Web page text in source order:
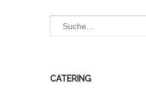
CATERING